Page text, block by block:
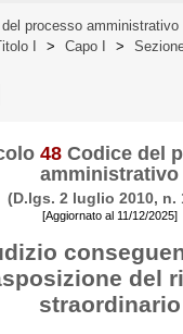
processo amministrativo
I > Capo I > Sezione
48 Codice del
amministrativo
(D.lgs. 2 luglio 2010, n.
[Aggiornato al 11/12/2025]
del
straordinario